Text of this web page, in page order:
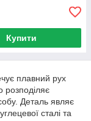
Купити
плавний рух
розподіляє
Деталь являє
сталі та